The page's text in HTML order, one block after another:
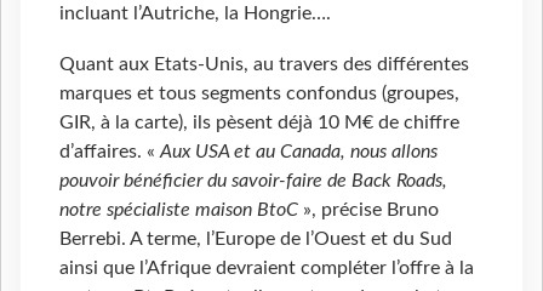
incluant l’Autriche, la Hongrie….
Quant aux Etats-Unis, au travers des différentes
marques et tous segments confondus (groupes,
GIR, à la carte), ils pèsent déjà 10 M€ de chiffre
d’affaires. « Aux USA et au Canada, nous allons
pouvoir bénéficier du savoir-faire de Back Roads,
notre spécialiste maison BtoC », précise Bruno
Berrebi. A terme, l’Europe de l’Ouest et du Sud
ainsi que l’Afrique devraient compléter l’offre à la